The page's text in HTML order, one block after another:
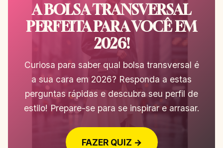
A BOLSA TRANSVERSAL
PERFEITA PARA VOCÊ EM
2026!
Curiosa para saber qual bolsa transversal é
a sua cara em 2026? Responda a estas
perguntas rápidas e descubra seu perfil de
estilo! Prepare-se para se inspirar e arrasar.
FAZER QUIZ →